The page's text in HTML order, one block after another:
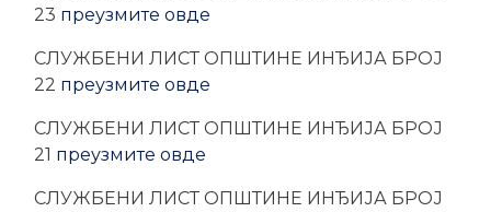
23 преузмите овде
CЛУЖБЕНИ ЛИСТ ОПШТИНЕ ИНЂИЈА БРОЈ
22 преузмите овде
CЛУЖБЕНИ ЛИСТ ОПШТИНЕ ИНЂИЈА БРОЈ
21 преузмите овде
CЛУЖБЕНИ ЛИСТ ОПШТИНЕ ИНЂИЈА БРОЈ